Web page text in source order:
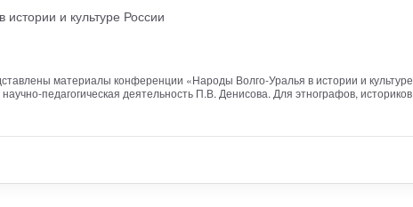
и культуре России
материалы конференции «Народы Волго-Уралья в истории и
педагогическая деятельность П.В. Денисова. Для этнографов,